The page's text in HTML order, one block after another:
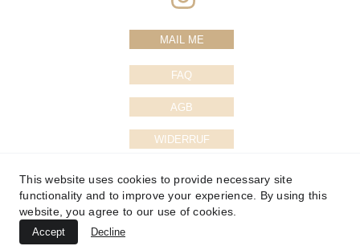
AGB
WIDERRUF
IMPRESSUM
FAQ
MAIL ME
This website uses cookies to provide necessary site
functionality and to improve your experience. By using this
website, you agree to our use of cookies.
Accept Decline